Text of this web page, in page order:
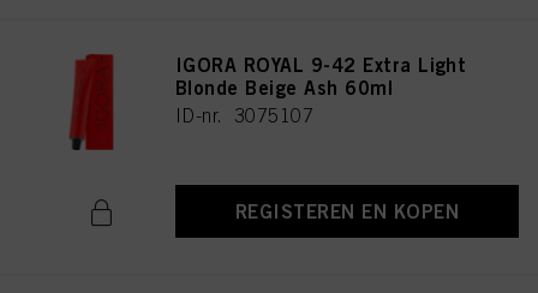
IGORA ROYAL 9-42 Extra Light
Blonde Beige Ash 60ml
ID-nr. 3075107
REGISTEREN EN KOPEN